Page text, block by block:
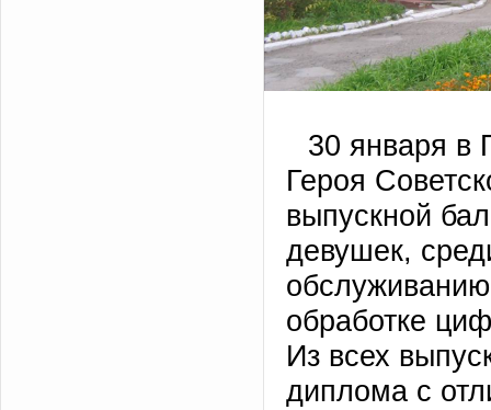
30 января
Героя
выпускной
девушек,
обработке
Из всех
диплома с